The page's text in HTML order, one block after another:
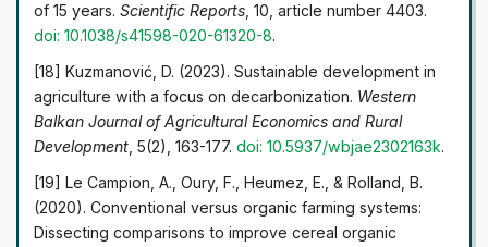
of 15 years.Scientific Reports , 10, article number 4403.
doi: 10.1038/s41598-020-61320-8.
[18] Kuzmanović, D. (2023). Sustainable development in
agriculture with a focus on decarbonization. Western
Balkan Journal of Agricultural Economics and Rural
Development , 5(2), 163-177.doi: 10.5937/wbjae2302163k.
[19] Le Campion, A., Oury, F., Heumez, E., & Rolland, B.
(2020). Conventional versus organic farming systems:
Dissecting comparisons to improve cereal organic